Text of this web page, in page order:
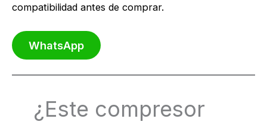
compatibilidad antes de comprar.
WhatsApp
¿Este compresor